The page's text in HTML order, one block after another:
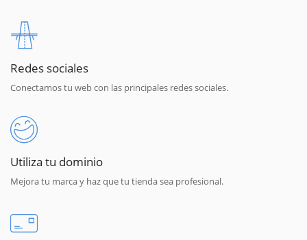
Redes sociales
Conectamos tu web con las principales redes sociales.
Utiliza tu dominio
Mejora tu marca y haz que tu tienda sea profesional.